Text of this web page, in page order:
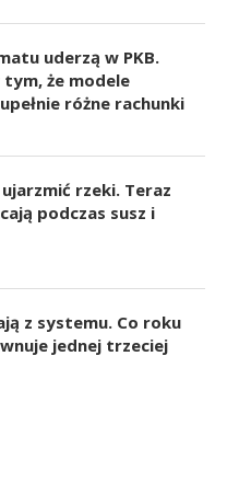
uderzą w PKB.
że modele
różne rachunki
rzeki. Teraz
podczas susz i
z systemu. Co roku
jednej trzeciej